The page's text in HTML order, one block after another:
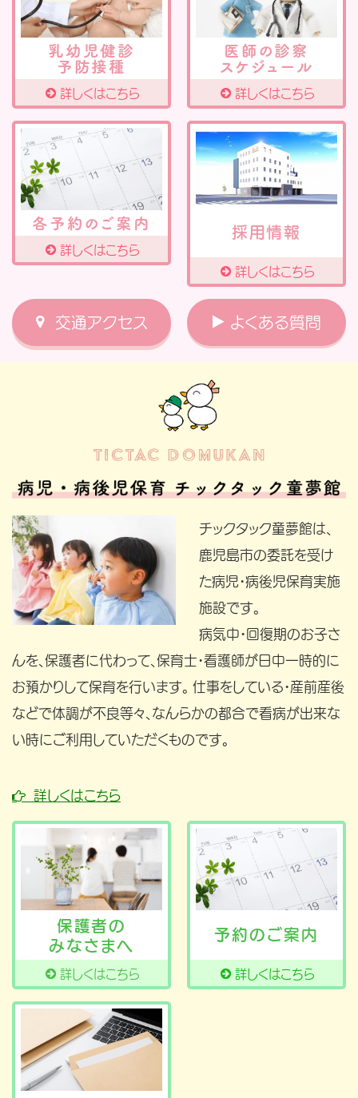
乳幼児健診
予防接種
詳しくはこちら
医師の診察
スケジュール
詳しくはこちら
各予約のご案内
詳しくはこちら
採用情報
詳しくはこちら
交通アクセス よくある質問
チックタック童夢館は、
鹿児島市の委託を受け
た病児・病後児保育実施
施設です。
病気中・回復期のお子さ
んを、保護者に代わって、保育士・看護師が日中一時的に
お預かりして保育を行います。 仕事をしている・産前産後
などで体調が不良等々、なんらかの都合で看病が出来な
い時にご利用していただくものです。
 詳しくはこちら
保護者の
みなさまへ
詳しくはこちら
予約のご案内
詳しくはこちら